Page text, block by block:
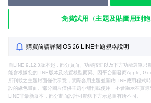
免費試用（主題及貼圖用到飽
購買前請詳閱iOS 26 LINE主題規格說明
自LINE 9.12.0版本起，部分頁面、功能按鈕以及下方功能選單只
能會根據您的LINE版本及裝置機型而異。因平台開發商Apple,
所刊載之主題封面僅供示意，實際套用主題並開啟LINE應用程式
設的綠色畫面。部分圖片僅供主題小舖刊載使用，不會顯示在實
LINE非最新版本，部分畫面設計可能與下方示意圖有所不同。